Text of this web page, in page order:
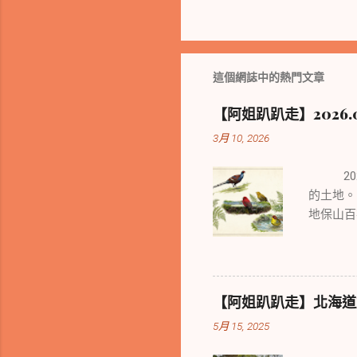
這個網誌中的熱門文章
【阿姐趴趴走】
3月 10, 2026
2024
的土地
地保山
【阿姐趴趴走】北海
5月 15, 2025